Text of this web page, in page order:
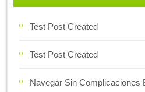
Test Post Created
Test Post Created
Navegar Sin Complicaciones